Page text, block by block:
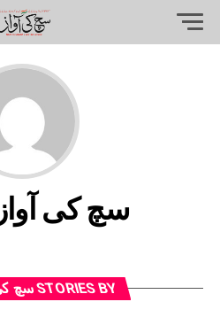
سچ کی
STORIES BY سچ کی آواز ڈیسک